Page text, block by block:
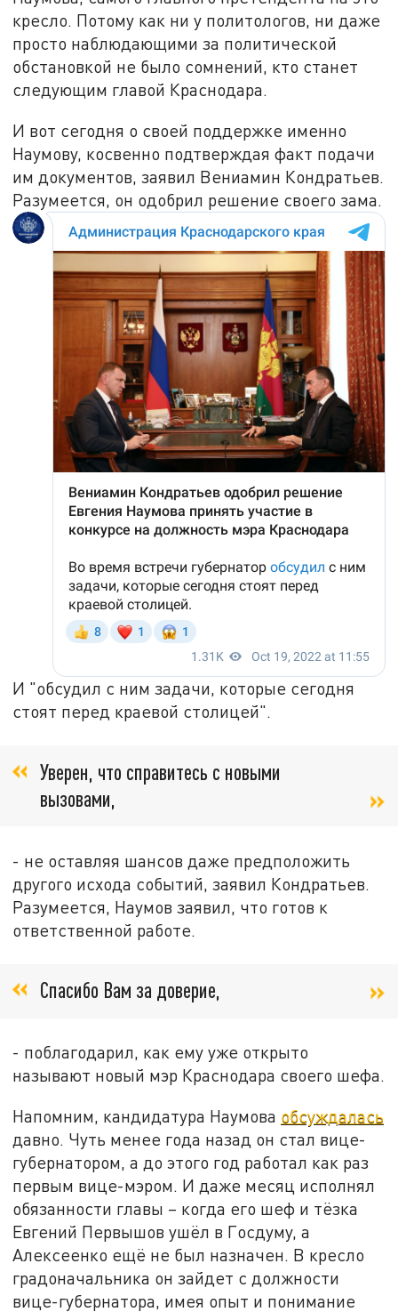
кресло. Потому как ни у политологов, ни даже
просто наблюдающими за политической
обстановкой не было сомнений, кто станет
следующим главой Краснодара.
И вот сегодня о своей поддержке именно
Наумову, косвенно подтверждая факт подачи
им документов, заявил Вениамин Кондратьев.
Разумеется, он одобрил решение своего зама.
И "обсудил с ним задачи, которые сегодня
стоят перед краевой столицей".
Уверен, что справитесь с новыми
вызовами,
- не оставляя шансов даже предположить
другого исхода событий, заявил Кондратьев.
Разумеется, Наумов заявил, что готов к
ответственной работе.
Спасибо Вам за доверие,
- поблагодарил, как ему уже открыто
называют новый мэр Краснодара своего шефа.
Напомним, кандидатура Наумова обсуждалась
давно. Чуть менее года назад он стал вице-
губернатором, а до этого год работал как раз
первым вице-мэром. И даже месяц исполнял
обязанности главы – когда его шеф и тёзка
Евгений Первышов ушёл в Госдуму, а
Алексеенко ещё не был назначен. В кресло
градоначальника он зайдет с должности
вице-губернатора, имея опыт и понимание